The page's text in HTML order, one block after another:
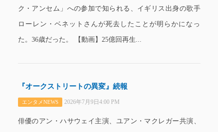
ク・アンセム」への参加で知られる、イギリス出身の歌手
ローレン・ベネットさんが死去したことが明らかになっ
た。36歳だった。 【動画】25億回再生...
『オークストリートの異変』続報
エンタメNEWS 2026年7月9日4:00 PM
俳優のアン・ハサウェイ主演、ユアン・マクレガー共演、